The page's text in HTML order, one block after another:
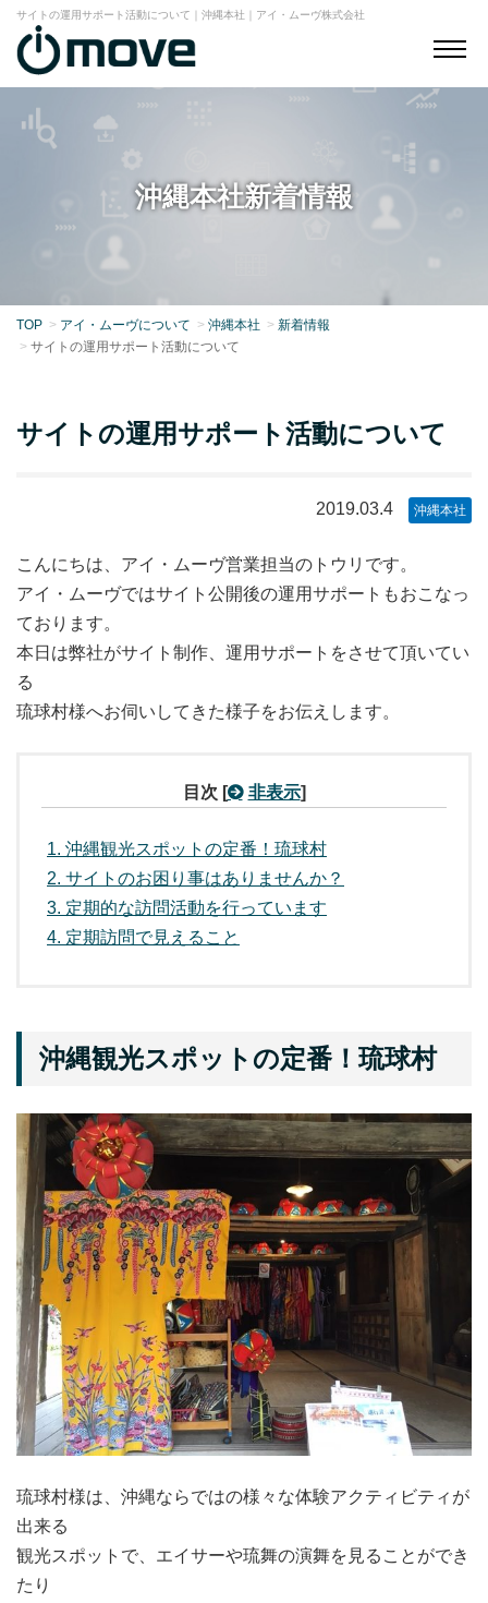
サイトの運用サポート活動について｜沖縄本社｜アイ・ムーヴ株式会社
沖縄本社新着情報
TOP アイ・ムーヴについて 沖縄本社
新着情報
サイトの運用サポート活動について
サイトの運用サポート活動について
2019.03.4 沖縄本社
こんにちは、アイ・ムーヴ営業担当のトウリです。
アイ・ムーヴではサイト公開後の運用サポートもおこなっ
ております。
本日は弊社がサイト制作、運用サポートをさせて頂いてい
る
琉球村様へお伺いしてきた様子をお伝えします。
目次 [ 非表示]
1 沖縄観光スポットの定番！琉球村
2 サイトのお困り事はありませんか？
3 定期的な訪問活動を行っています
4 定期訪問で見えること
沖縄観光スポットの定番！琉球村
琉球村様は、沖縄ならではの様々な体験アクティビティが
出来る
観光スポットで、エイサーや琉舞の演舞を見ることができ
たり